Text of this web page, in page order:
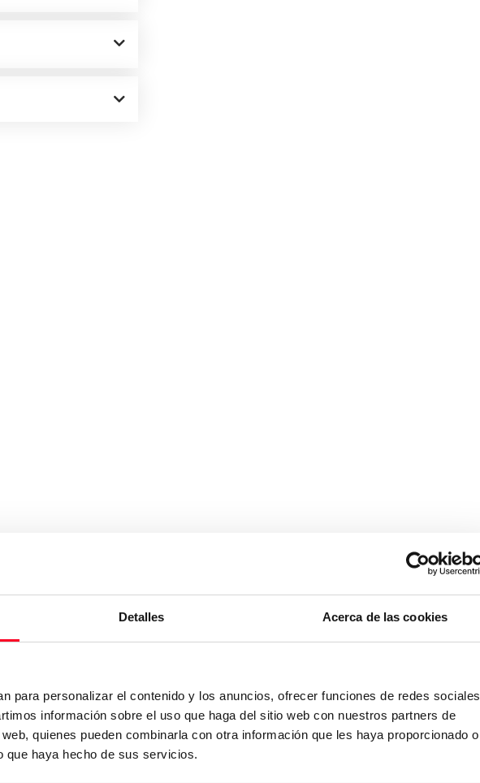
Detalles Acerca de las cookies
para personalizar el contenido y los anuncios, ofrecer funciones de redes sociales
información sobre el uso que haga del sitio web con nuestros partners de
quienes pueden combinarla con otra información que les haya proporcionado o
que haya hecho de sus servicios.